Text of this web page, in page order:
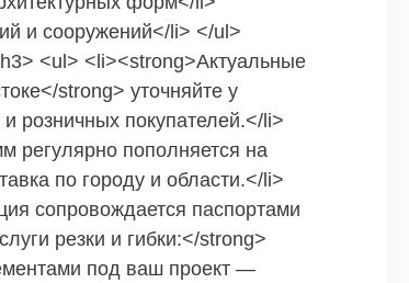
и сооружений</li> </ul>
<ul> <li><strong>Актуальные
strong> уточняйте у
розничных покупателей.</li>
регулярно пополняется на
по городу и области.</li>
сопровождается паспортами
резки и гибки:</strong>
под ваш проект —